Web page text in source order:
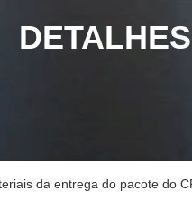
da entrega do pacote do